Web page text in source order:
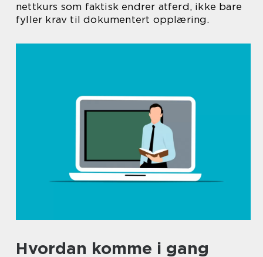
nettkurs som faktisk endrer atferd, ikke bare
fyller krav til dokumentert opplæring.
Hvordan komme i gang